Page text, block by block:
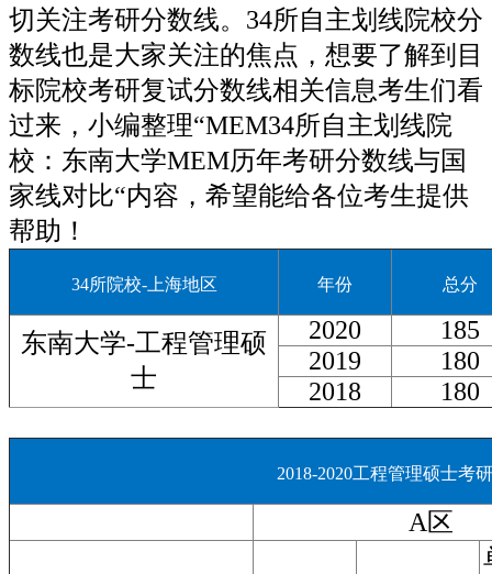
切关注考研分数线。34所自主划线院校分
数线也是大家关注的焦点，想要了解到目
标院校考研复试分数线相关信息考生们看
过来，小编整理“MEM34所自主划线院
校：东南大学MEM历年考研分数线与国
家线对比“内容，希望能给各位考生提供
帮助！
34所院校-上海地区 年份 总分
东南大学-工程管理硕
士
2020
185
2019
180
2018
180
2018-2020工程管理硕士考
A区